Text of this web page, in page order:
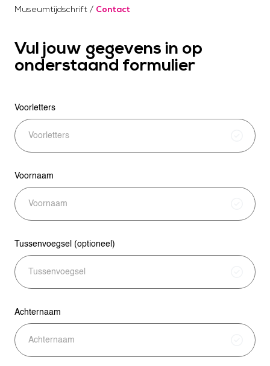
Museumtijdschrift / Contact
Vul jouw gegevens in op
onderstaand formulier
C
o
n
a
c
t
e
a
Voorletters
Voornaam
Tussenvoegsel (optioneel)
Achternaam